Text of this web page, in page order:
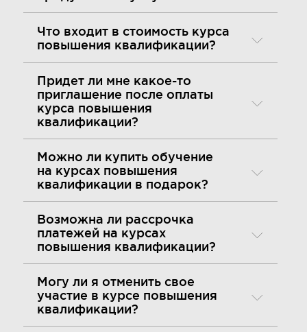
Что входит в стоимость курса
повышения квалификации?
Придет ли мне какое-то
приглашение после оплаты
курса повышения
квалификации?
Можно ли купить обучение
на курсах повышения
квалификации в подарок?
Возможна ли рассрочка
платежей на курсах
повышения квалификации?
Могу ли я отменить свое
участие в курсе повышения
квалификации?